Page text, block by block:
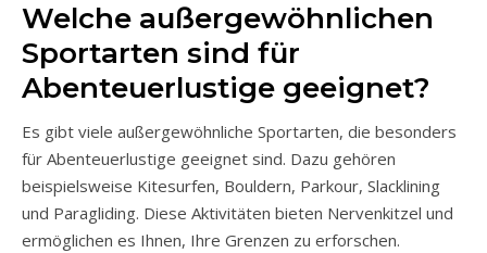
Welche außergewöhnlichen
Sportarten sind für
Abenteuerlustige geeignet?
Es gibt viele außergewöhnliche Sportarten, die besonders
für Abenteuerlustige geeignet sind. Dazu gehören
beispielsweise Kitesurfen, Bouldern, Parkour, Slacklining
und Paragliding. Diese Aktivitäten bieten Nervenkitzel und
ermöglichen es Ihnen, Ihre Grenzen zu erforschen.